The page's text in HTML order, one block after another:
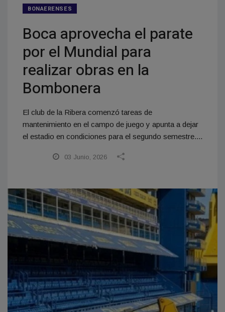
BONAERENSES
Boca aprovecha el parate
por el Mundial para
realizar obras en la
Bombonera
El club de la Ribera comenzó tareas de
mantenimiento en el campo de juego y apunta a dejar
el estadio en condiciones para el segundo semestre....
03 Junio, 2026